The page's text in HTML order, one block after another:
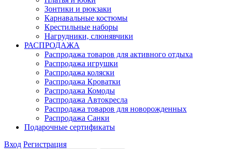
Зонтики и рюкзаки
Карнавальные костюмы
Крестильные наборы
Нагрудники, слюнявчики
РАСПРОДАЖА
Распродажа товаров для активного отдыха
Распродажа игрушки
Распродажа коляски
Распродажа Кроватки
Распродажа Комоды
Распродажа Автокресла
Распродажа товаров для новорожденных
Распродажа Санки
Подарочные сертификаты
Вход Регистрация